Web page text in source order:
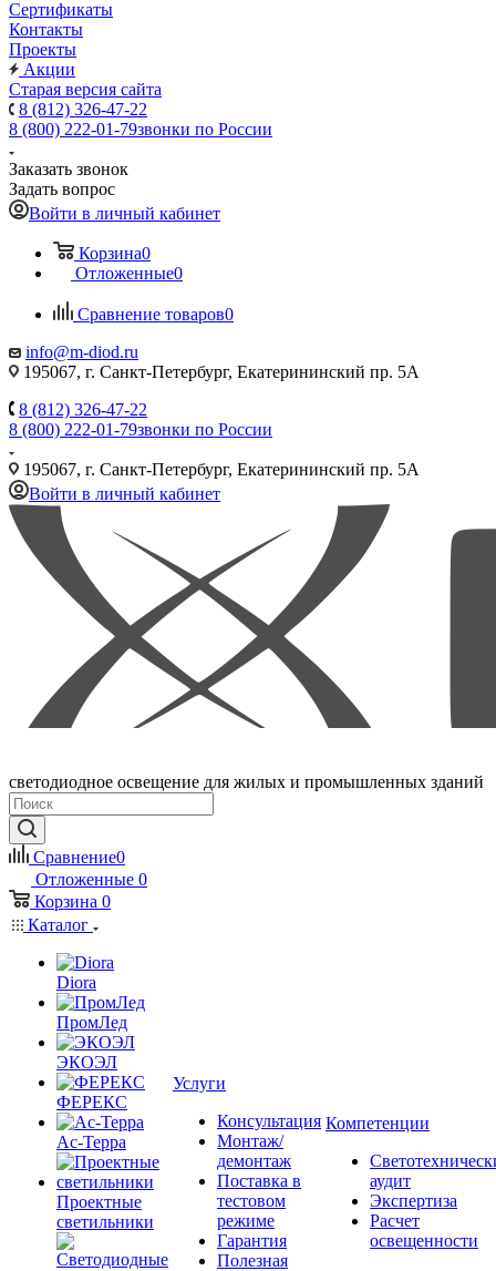
Сертификаты
Контакты
Проекты
Акции
Старая версия сайта
8 (812) 326-47-22
8 (800) 222-01-79звонки по России
Заказать звонок
Задать вопрос
Войти в личный кабинет
Корзина0
Отложенные0
Сравнение товаров0
info@m-diod.ru
195067, г. Санкт-Петербург, Екатерининский пр. 5А
8 (812) 326-47-22
8 (800) 222-01-79звонки по России
195067, г. Санкт-Петербург, Екатерининский пр. 5А
Войти в личный кабинет
светодиодное освещение для жилых и промышленных зданий
Сравнение0
Отложенные 0
Корзина 0
Каталог
Diora
ПромЛед
ЭКОЭЛ
ФЕРЕКС
Ас-Терра
Проектные
светильники
Услуги
Консультация
Монтаж/
демонтаж
Поставка в
тестовом
режиме
Гарантия
Полезная
Компетенции
аудит
Экспертиза
Расчет
освещенности